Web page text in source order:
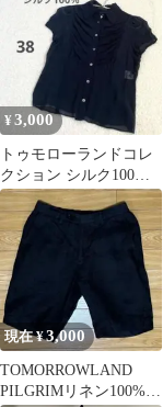
¥3,000
トゥモローランドコレ
クション シルク100%
ドレープシャツ フレン
チスリーブ黒M
現在 ¥3,000
TOMORROWLAND
PILGRIMリネン100%